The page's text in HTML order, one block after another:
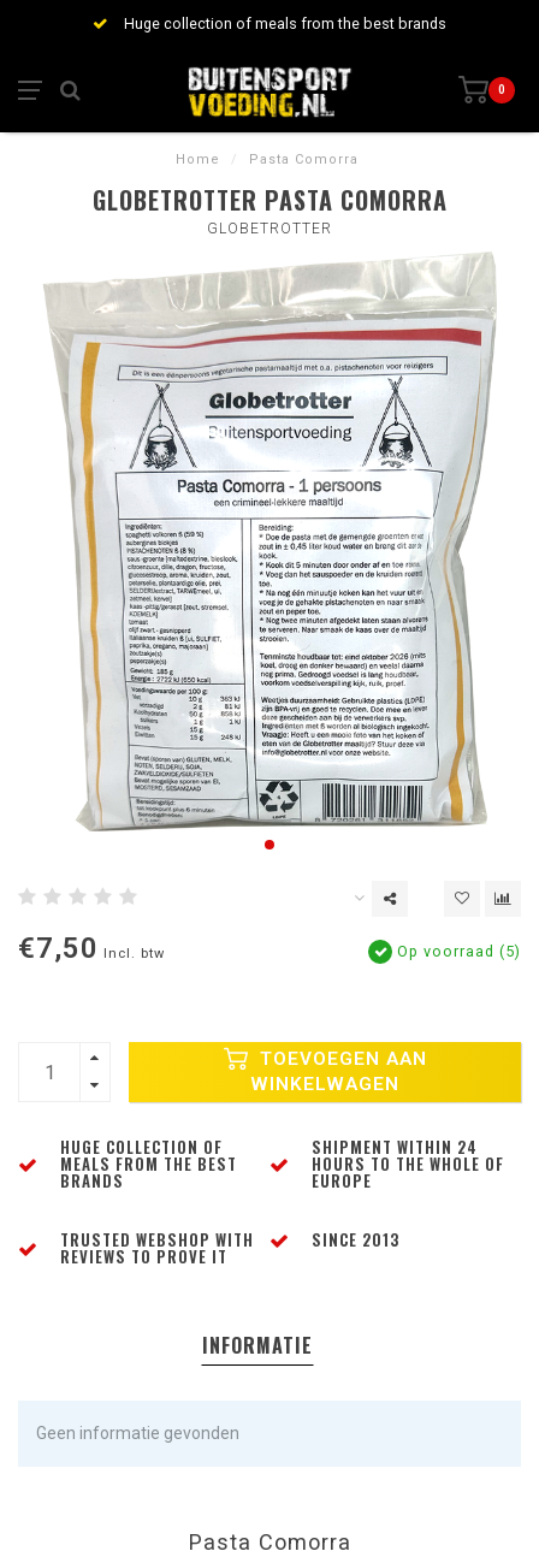
Huge collection of meals from the best brands
0
Home / Pasta Comorra
GLOBETROTTER PASTA COMORRA
GLOBETROTTER
€7,50 Incl. btw Op voorraad (5)
TOEVOEGEN AAN
WINKELWAGEN
HUGE COLLECTION OF
MEALS FROM THE BEST
BRANDS
SHIPMENT WITHIN 24
HOURS TO THE WHOLE OF
EUROPE
TRUSTED WEBSHOP WITH
REVIEWS TO PROVE IT
SINCE 2013
INFORMATIE
Geen informatie gevonden
Pasta Comorra